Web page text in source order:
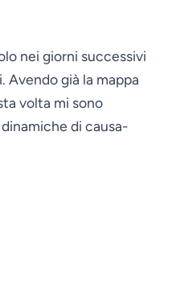
nei giorni successivi
Avendo già la mappa
volta mi sono
di causa-